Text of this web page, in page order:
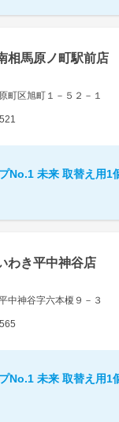
相馬原ノ町駅前店
町区旭町１－５２－１
No.1 未来 取替え用1
わき平中神谷店
中神谷字六本榎９－３
No.1 未来 取替え用1